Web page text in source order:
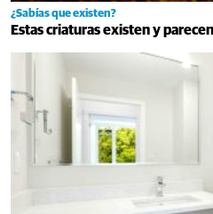
¿Sabías que existen?
Estas criaturas existen y